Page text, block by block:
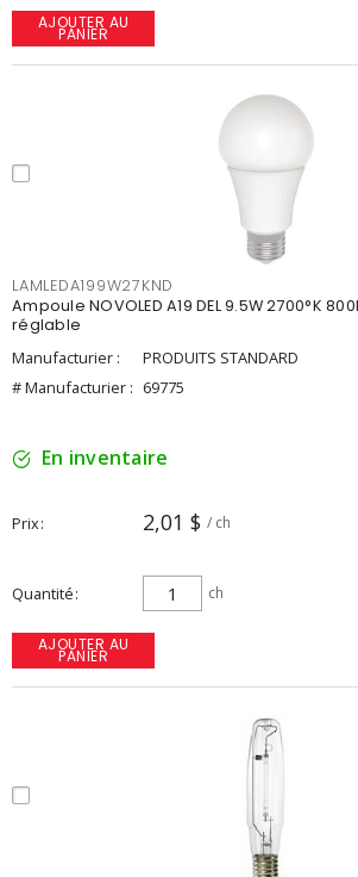
AJOUTER AU
PANIER
LAMLEDA199W27KND
Ampoule NOVOLED A19 DEL 9.5W 2700°K
réglable
Manufacturier :
PRODUITS STANDARD
# Manufacturier : 69775
En inventaire
Prix 2,01 $ / ch
Quantité ch
AJOUTER AU
PANIER